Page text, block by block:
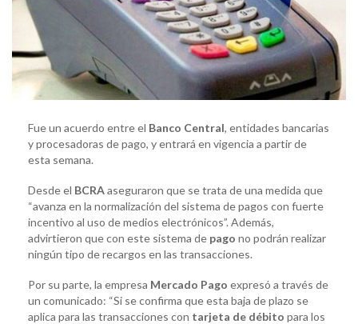
Fue un acuerdo entre el Banco Central, entidades bancarias
y procesadoras de pago, y entrará en vigencia a partir de
esta semana.
Desde el BCRAaseguraron que se trata de una medida que
“avanza en la normalización del sistema de pagos con fuerte
incentivo al uso de medios electrónicos”. Además,
advirtieron que con este sistema de pago no podrán realizar
ningún tipo de recargos en las transacciones.
Por su parte, la empresa Mercado Pago expresó a través de
un comunicado: “Si se confirma que esta baja de plazo se
aplica para las transacciones con tarjeta de débito para los